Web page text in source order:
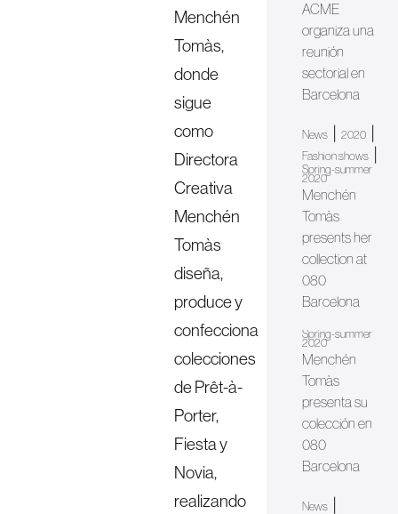
Menchén
Tomàs,
donde
sigue
como
Directora
Creativa
Menchén
Tomàs
diseña,
produce y
confecciona
colecciones
de Prêt-à-
Porter,
Fiesta y
Novia,
realizando
ACME
organiza una
reunión
sectorial en
Barcelona
News |2020
Fashion shows
Spring-summer
2020
Menchén
Tomàs
presents her
collection at
080
Barcelona
Spring-summer
2020
Menchén
Tomàs
presenta su
colección en
080
Barcelona
News